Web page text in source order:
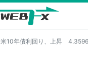
米10年債利回り、上昇